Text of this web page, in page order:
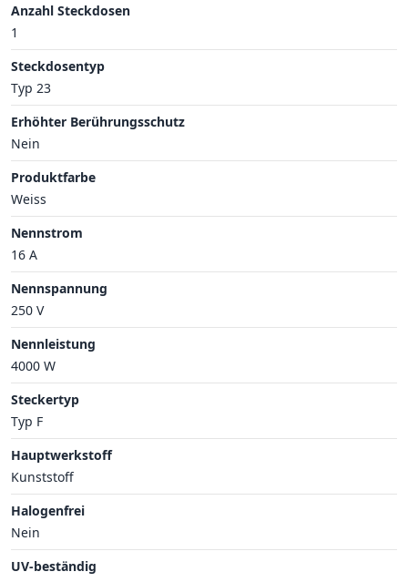
Anzahl Steckdosen
1
Steckdosentyp
Typ 23
Erhöhter Berührungsschutz
Nein
Produktfarbe
Weiss
Nennstrom
16 A
Nennspannung
250 V
Nennleistung
4000 W
Steckertyp
Typ F
Hauptwerkstoff
Kunststoff
Halogenfrei
Nein
UV-beständig